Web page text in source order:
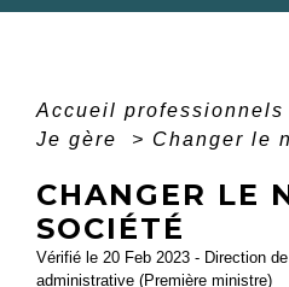
Accueil professionnels
Je gère
> Changer le
CHANGER LE
SOCIÉTÉ
Vérifié le 20 Feb 2023 - Direction
administrative (Première ministre)